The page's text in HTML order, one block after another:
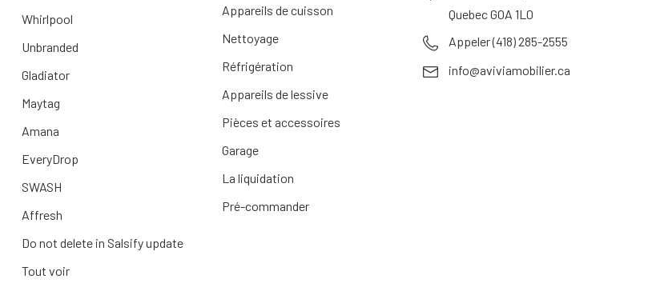
Whirlpool
Unbranded
Gladiator
Maytag
Amana
EveryDrop
SWASH
Affresh
Do not delete in Salsify update
Tout voir
Appareils de cuisson
Nettoyage
Réfrigération
Appareils de lessive
Pièces et accessoires
Garage
La liquidation
Pré-commander
Quebec G0A 1L0
Appeler (418) 285-2555
info@aviviamobilier.ca